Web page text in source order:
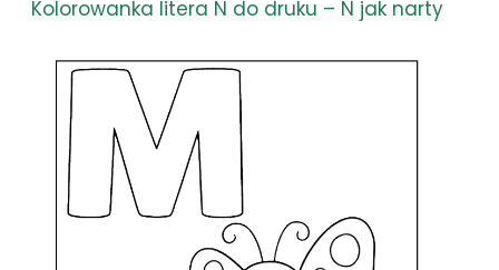
Kolorowanka litera N do druku – N jak narty